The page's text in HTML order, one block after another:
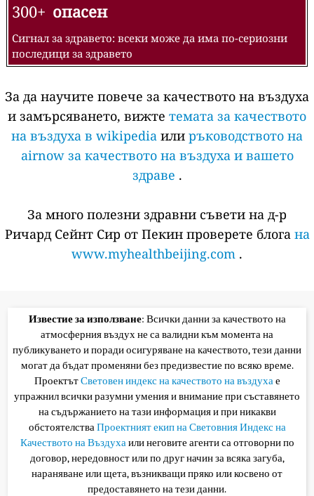
300+ опасен
Сигнал за здравето: всеки може да има по-сериозни
последици за здравето
За да научите повече за качеството на въздуха
и замърсяването, вижте темата за качеството
на въздуха в wikipedia или ръководството на
airnow за качеството на въздуха и вашето
здраве .
За много полезни здравни съвети на д-р
Ричард Сейнт Сир от Пекин проверете блога на
www.myhealthbeijing.com .
Известие за използване: Всички данни за качеството на
атмосферния въздух не са валидни към момента на
публикуването и поради осигуряване на качеството, тези данни
могат да бъдат променяни без предизвестие по всяко време.
ПроектътСветовен индекс на качеството на въздухае
упражнил всички разумни умения и внимание при съставянето
на съдържанието на тази информация и при никакви
обстоятелстваПроектният екип на Световния Индекс на
Качеството на Въздухаили неговите агенти са отговорни по
договор, нередовност или по друг начин за всяка загуба,
нараняване или щета, възникващи пряко или косвено от
предоставянето на тези данни.